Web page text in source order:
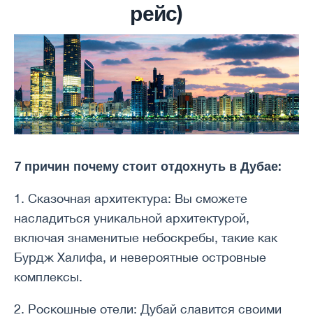
рейс)
7 причин почему стоит отдохнуть в Дубае:
1. Сказочная архитектура: Вы сможете
насладиться уникальной архитектурой,
включая знаменитые небоскребы, такие как
Бурдж Халифа, и невероятные островные
комплексы.
2. Роскошные отели: Дубай славится своими